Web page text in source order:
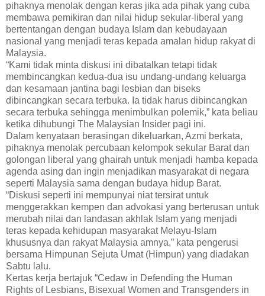
pihaknya menolak dengan keras jika ada pihak yang cuba
membawa pemikiran dan nilai hidup sekular-liberal yang
bertentangan dengan budaya Islam dan kebudayaan
nasional yang menjadi teras kepada amalan hidup rakyat di
Malaysia.
“Kami tidak minta diskusi ini dibatalkan tetapi tidak
membincangkan kedua-dua isu undang-undang keluarga
dan kesamaan jantina bagi lesbian dan biseks
dibincangkan secara terbuka. Ia tidak harus dibincangkan
secara terbuka sehingga menimbulkan polemik,” kata beliau
ketika dihubungi The Malaysian Insider pagi ini.
Dalam kenyataan berasingan dikeluarkan, Azmi berkata,
pihaknya menolak percubaan kelompok sekular Barat dan
golongan liberal yang ghairah untuk menjadi hamba kepada
agenda asing dan ingin menjadikan masyarakat di negara
seperti Malaysia sama dengan budaya hidup Barat.
“Diskusi seperti ini mempunyai niat tersirat untuk
menggerakkan kempen dan advokasi yang berterusan untuk
merubah nilai dan landasan akhlak Islam yang menjadi
teras kepada kehidupan masyarakat Melayu-Islam
khususnya dan rakyat Malaysia amnya,” kata pengerusi
bersama Himpunan Sejuta Umat (Himpun) yang diadakan
Sabtu lalu.
Kertas kerja bertajuk “Cedaw in Defending the Human
Rights of Lesbians, Bisexual Women and Transgenders in